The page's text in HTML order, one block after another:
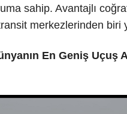
sahip. Avantajlı
merkezlerinden biri
En Geniş Uçuş